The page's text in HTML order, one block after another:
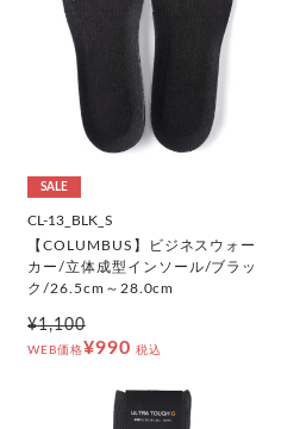
SALE
CL-13_BLK_S
【COLUMBUS】ビジネスウォー
カー/立体成型インソール/ブラッ
ク/26.5cm～28.0cm
¥1,100
WEB価格¥990 税込